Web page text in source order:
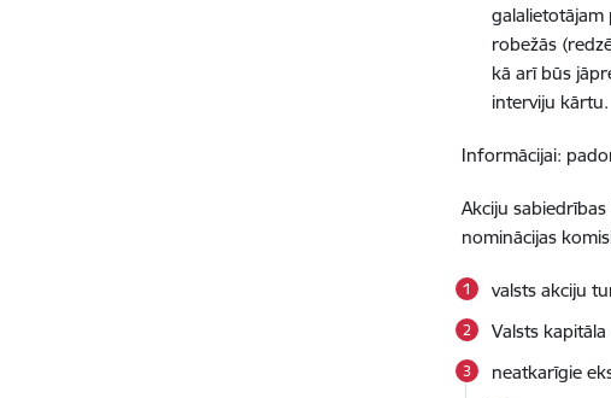
galalietotājam
robežās
kā arī būs
interviju kārtu.
Informācijai:
Akciju
nominācijas
valsts akciju
Valsts
neatkarīgie